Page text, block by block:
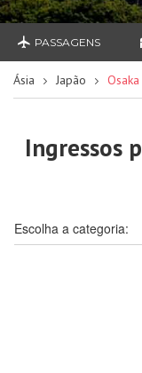
PASSAGENS
Ásia Japão Osaka
Ingressos
Escolha a categoria: